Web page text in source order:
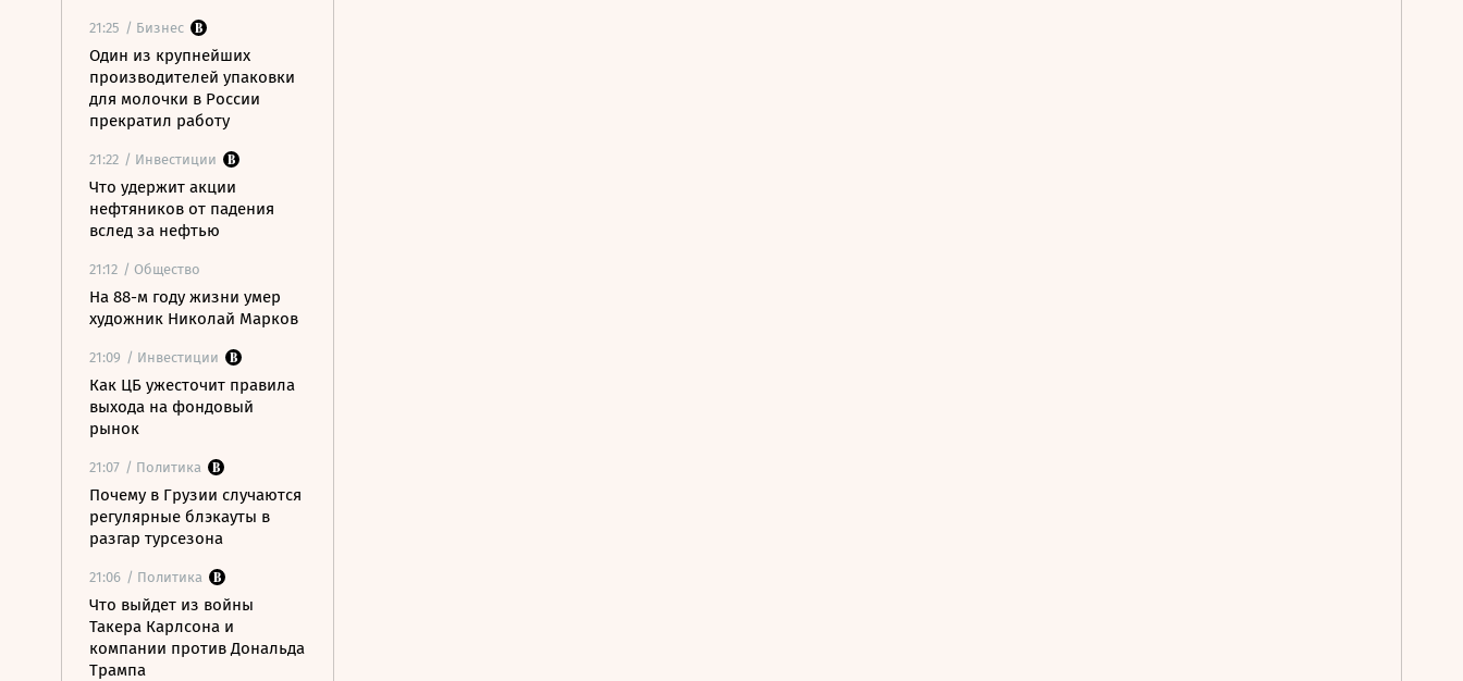
21:25 / Бизнес
Один из крупнейших
производителей упаковки
для молочки в России
прекратил работу
21:22 / Инвестиции
Что удержит акции
нефтяников от падения
вслед за нефтью
21:12 / Общество
На 88-м году жизни умер
художник Николай Марков
21:09 / Инвестиции
Как ЦБ ужесточит правила
выхода на фондовый
рынок
21:07 / Политика
Почему в Грузии случаются
регулярные блэкауты в
разгар турсезона
21:06 / Политика
Что выйдет из войны
Такера Карлсона и
компании против Дональда
Трампа